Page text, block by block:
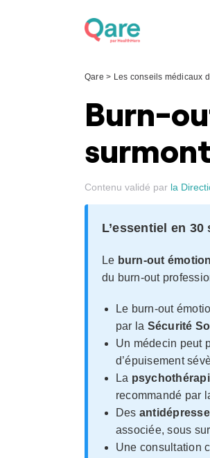
Qare > Les conseils médicaux
Burn-
Contenu validé par la
L’essentiel en 30
Le burn-out
du burn-out
Le burn-out
par la Sécurité
Un médecin peut
d’épuisement
La
recommandé par
Des
associée, sous
Une consultation